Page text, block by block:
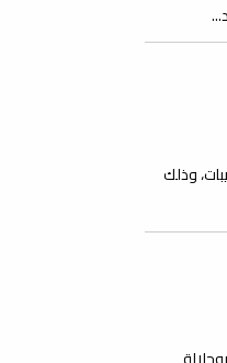
وذلك